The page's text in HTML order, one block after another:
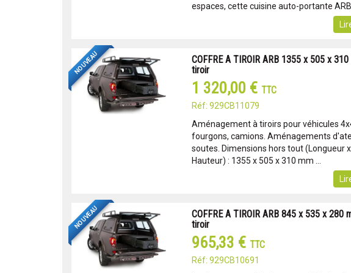
espaces, cette cuisine auto-portante
NOUVEAU
COFFRE A TIROIR ARB 1355 x 505 x
tiroir
1 320,00 € TTC
Réf: 929CB11079
Aménagement à tiroirs pour véhicules
fourgons, camions. Aménagements
soutes. Dimensions hors tout (Longueur
Hauteur) : 1355 x 505 x 310 mm ...
NOUVEAU
COFFRE A TIROIR ARB 845 x 535 x 280
tiroir
965,33 € TTC
Réf: 929CB10691